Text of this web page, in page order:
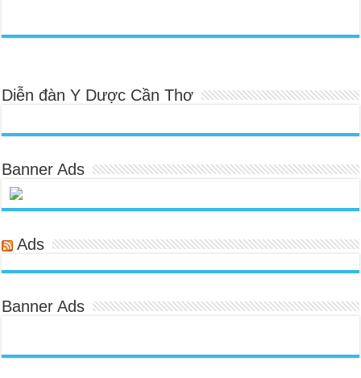
Diễn đàn Y Dược Cần Thơ
Banner Ads
Ads
Banner Ads